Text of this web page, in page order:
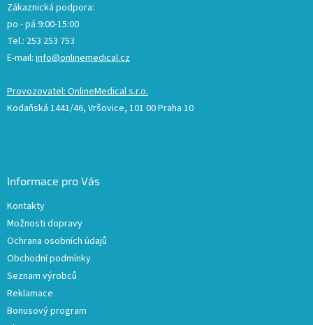
Zákaznická podpora:
po - pá 9:00-15:00
Tel.: 253 253 753
E-mail: info@onlinemedical.cz
Provozovatel: OnlineMedical s.r.o.
Kodaňská 1441/46, Vršovice, 101 00 Praha 10
Informace pro Vás
Kontakty
Možnosti dopravy
Ochrana osobních údajů
Obchodní podmínky
Seznam výrobců
Reklamace
Bonusový program